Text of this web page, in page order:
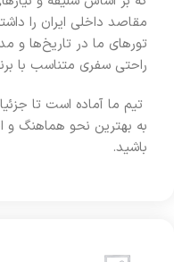
مقاصد داخلی ایران را
تورهای ما در تاریخ‌ها و
راحتی سفری متناسب با
تیم ما آماده است تا
به بهترین نحو هماهنگ و
باشید.